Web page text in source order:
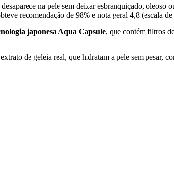
na pele sem deixar esbranquiçado, oleoso
recomendação de 98% e nota geral 4,8 (escala de
japonesa Aqua Capsule, que contém filtros
de geleia real, que hidratam a pele sem pesar,